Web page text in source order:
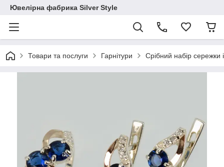
Ювелірна фабрика Silver Style
Товари та послуги Гарнітури Срібний набір сережки